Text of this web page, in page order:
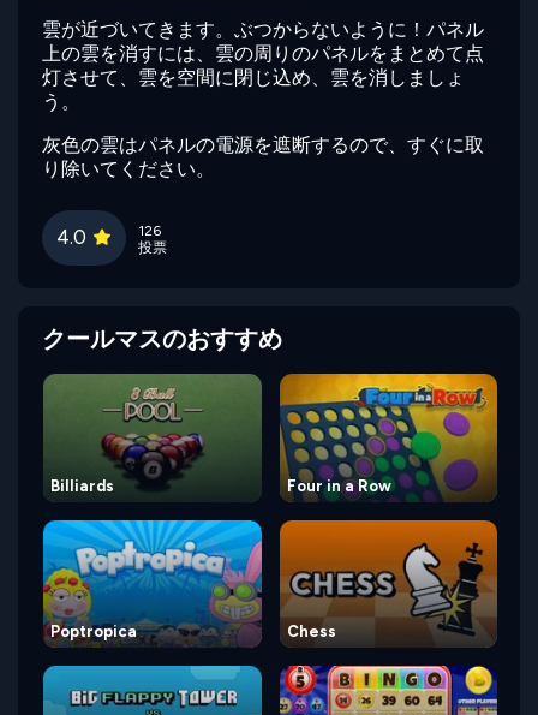
雲が近づいてきます。ぶつからないように！パネル
上の雲を消すには、雲の周りのパネルをまとめて点
灯させて、雲を空間に閉じ込め、雲を消しましょ
う。
灰色の雲はパネルの電源を遮断するので、すぐに取
り除いてください。
4.0
126
投票
クールマスのおすすめ
Billiards Four in a Row
Poptropica Chess